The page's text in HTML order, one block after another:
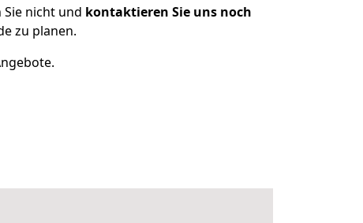
Sie nicht und kontaktieren Sie uns noch
zu planen.